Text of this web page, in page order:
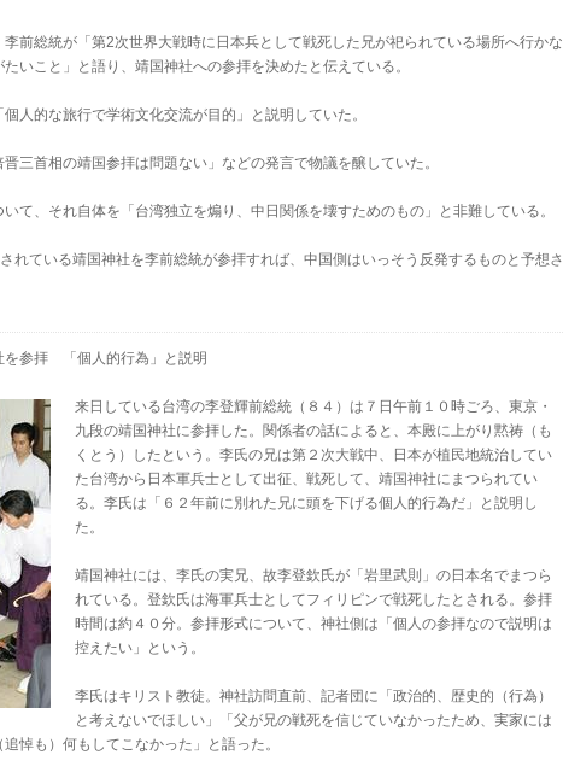
前総統が「第2次世界大戦時に日本兵として戦死した兄が祀られている場所へ行かな
いこと」と語り、靖国神社への参拝を決めたと伝えている。
人的な旅行で学術文化交流が目的」と説明していた。
三首相の靖国参拝は問題ない」などの発言で物議を醸していた。
て、それ自体を「台湾独立を煽り、中日関係を壊すためのもの」と非難している。
れている靖国神社を李前総統が参拝すれば、中国側はいっそう反発するものと予想さ
を参拝 「個人的行為」と説明
来日している台湾の李登輝前総統（８４）は７日午前１０時ごろ、東京・
九段の靖国神社に参拝した。関係者の話によると、本殿に上がり黙祷（も
くとう）したという。李氏の兄は第２次大戦中、日本が植民地統治してい
た台湾から日本軍兵士として出征、戦死して、靖国神社にまつられてい
る。李氏は「６２年前に別れた兄に頭を下げる個人的行為だ」と説明し
た。
靖国神社には、李氏の実兄、故李登欽氏が「岩里武則」の日本名でまつら
れている。登欽氏は海軍兵士としてフィリピンで戦死したとされる。参拝
時間は約４０分。参拝形式について、神社側は「個人の参拝なので説明は
控えたい」という。
李氏はキリスト教徒。神社訪問直前、記者団に「政治的、歴史的（行為）
と考えないでほしい」「父が兄の戦死を信じていなかったため、実家には
悼も）何もしてこなかった」と語った。